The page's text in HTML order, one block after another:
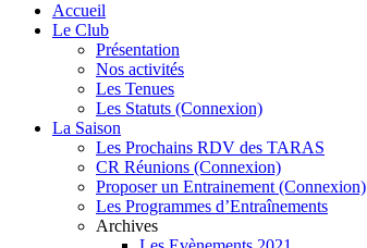
Accueil
Le Club
Présentation
Nos activités
Les Tenues
Les Statuts (Connexion)
La Saison
Les Prochains RDV des TARAS
CR Réunions (Connexion)
Proposer un Entrainement (Connexion)
Les Programmes d’Entraînements
Archives